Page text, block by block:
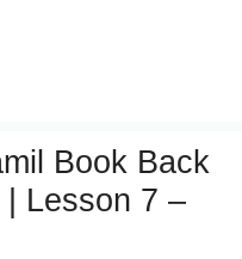
Book Back
Lesson 7 –